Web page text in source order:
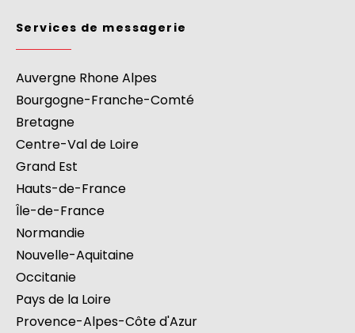
Services de messagerie
Auvergne Rhone Alpes
Bourgogne-Franche-Comté
Bretagne
Centre-Val de Loire
Grand Est
Hauts-de-France
Île-de-France
Normandie
Nouvelle-Aquitaine
Occitanie
Pays de la Loire
Provence-Alpes-Côte d'Azur